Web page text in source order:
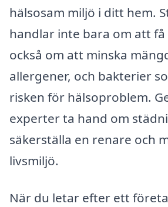
hälsosam miljö i ditt hem.
handlar inte bara om att
också om att minska
allergener, och bakterier
risken för hälsoproblem.
experter ta hand om
säkerställa en renare och
livsmiljö.
När du letar efter ett